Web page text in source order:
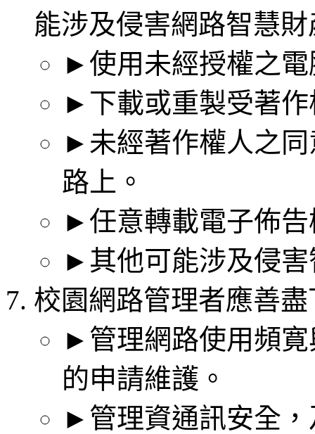
能涉及侵害網路智慧
►使用未經授權之電
►下載或重製受著
►未經著作權人之
路上。
►任意轉載電子佈
►其他可能涉及侵
校園網路管理者應善
►管理網路使用頻
的申請維護。
►管理資通訊安全